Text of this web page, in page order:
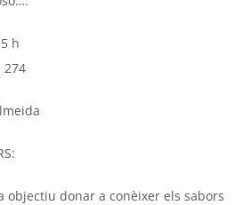
h
274
objectiu donar a conèixer els sabors